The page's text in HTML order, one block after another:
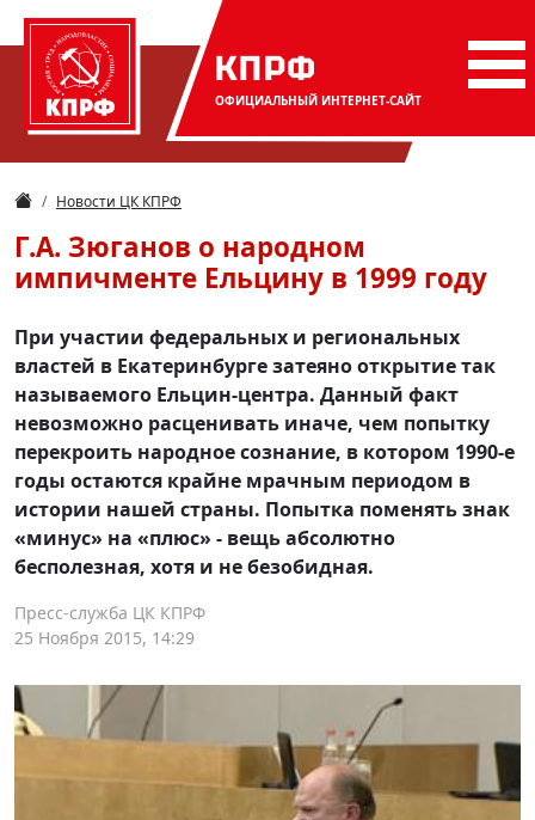
КПРФ
ОФИЦИАЛЬНЫЙ ИНТЕРНЕТ-САЙТ
Новости ЦК КПРФ
Г.А. Зюганов о народном
импичменте Ельцину в 1999 году
При участии федеральных и региональных
властей в Екатеринбурге затеяно открытие так
называемого Ельцин-центра. Данный факт
невозможно расценивать иначе, чем попытку
перекроить народное сознание, в котором 1990-е
годы остаются крайне мрачным периодом в
истории нашей страны. Попытка поменять знак
«минус» на «плюс» - вещь абсолютно
бесполезная, хотя и не безобидная.
Пресс-служба ЦК КПРФ
25 Ноября 2015, 14:29